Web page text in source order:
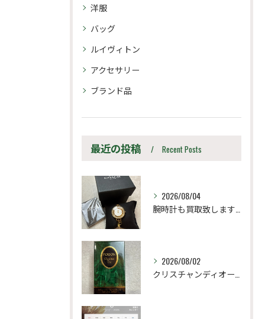
洋服
バッグ
ルイヴィトン
アクセサリー
ブランド品
最近の投稿 Recent Posts
2026/08/04
2026/08/02